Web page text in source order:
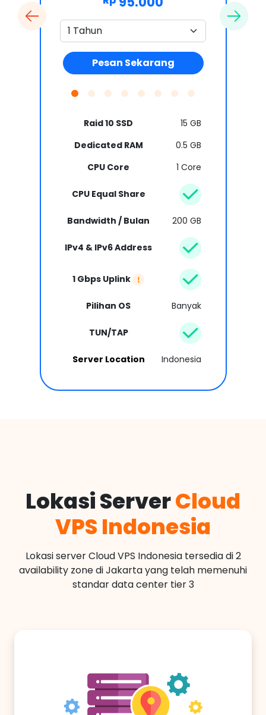
Pesan Sekarang
Raid 10 SSD
15 GB
Dedicated RAM
0.5 GB
CPU Core
1 Core
CPU Equal Share
Bandwidth / Bulan 200 GB
IPv4 & IPv6 Address
1 Gbps Uplink
Pilihan OS Banyak
TUN/TAP
Server Location Indonesia
Lokasi ServerCloud
VPS Indonesia
Lokasi server Cloud VPS Indonesia tersedia di 2
availability zone di Jakarta yang telah memenuhi
standar data center tier 3